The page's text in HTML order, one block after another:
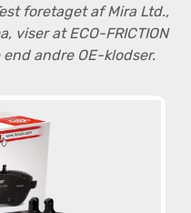
foretaget af Mira Ltd.,
at ECO-FRICTION
andre OE-klodser.